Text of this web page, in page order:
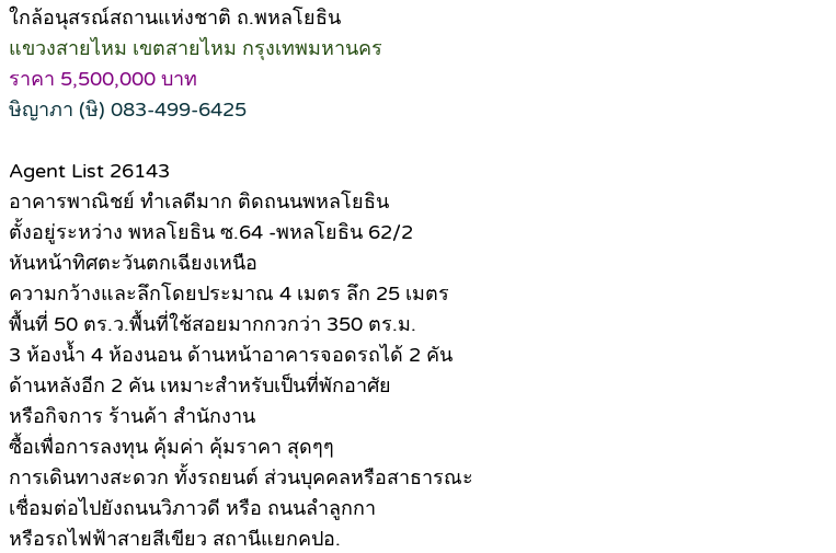
ใกล้อนุสรณ์สถานแห่งชาติ ถ.พหลโยธิน
แขวงสายไหม เขตสายไหม กรุงเทพมหานคร
ราคา 5,500,000 บาท
ษิญาภา (ษิ) 083-499-6425
Agent List 26143
อาคารพาณิชย์ ทำเลดีมาก ติดถนนพหลโยธิน
ตั้งอยู่ระหว่าง พหลโยธิน ซ.64 -พหลโยธิน 62/2
หันหน้าทิศตะวันตกเฉียงเหนือ
ความกว้างและลึกโดยประมาณ 4 เมตร ลึก 25 เมตร
พื้นที่ 50 ตร.ว.พื้นที่ใช้สอยมากกวกว่า 350 ตร.ม.
3 ห้องน้ำ 4 ห้องนอน ด้านหน้าอาคารจอดรถได้ 2 คัน
ด้านหลังอีก 2 คัน เหมาะสำหรับเป็นที่พักอาศัย
หรือกิจการ ร้านค้า สำนักงาน
ซื้อเพื่อการลงทุน คุ้มค่า คุ้มราคา สุดๆๆ
การเดินทางสะดวก ทั้งรถยนต์ ส่วนบุคคลหรือสาธารณะ
เชื่อมต่อไปยังถนนวิภาวดี หรือ ถนนลำลูกกา
หรือรถไฟฟ้าสายสีเขียว สถานีแยกคปอ.